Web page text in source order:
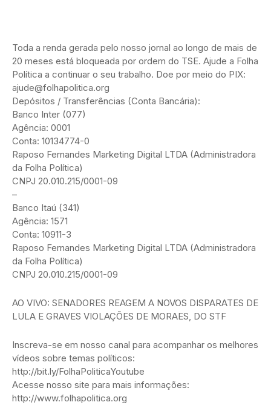
Toda a renda gerada pelo nosso jornal ao longo de mais de
20 meses está bloqueada por ordem do TSE. Ajude a Folha
Política a continuar o seu trabalho. Doe por meio do PIX:
ajude@folhapolitica.org
Depósitos / Transferências (Conta Bancária):
Banco Inter (077)
Agência: 0001
Conta: 10134774-0
Raposo Fernandes Marketing Digital LTDA (Administradora
da Folha Política)
CNPJ 20.010.215/0001-09
–
Banco Itaú (341)
Agência: 1571
Conta: 10911-3
Raposo Fernandes Marketing Digital LTDA (Administradora
da Folha Política)
CNPJ 20.010.215/0001-09
AO VIVO: SENADORES REAGEM A NOVOS DISPARATES DE
LULA E GRAVES VIOLAÇÕES DE MORAES, DO STF
Inscreva-se em nosso canal para acompanhar os melhores
vídeos sobre temas políticos:
http://bit.ly/FolhaPoliticaYoutube
Acesse nosso site para mais informações:
http://www.folhapolitica.org